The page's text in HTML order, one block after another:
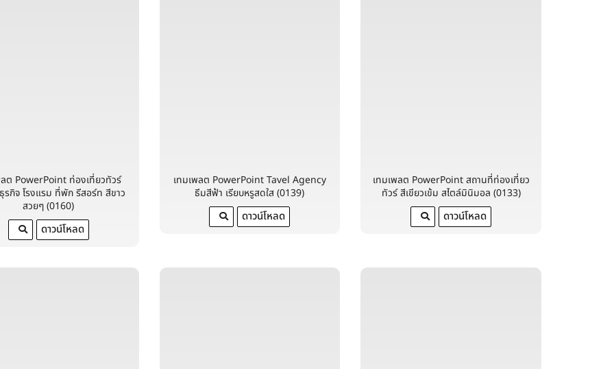
ลต PowerPoint ท่องเที่ยวทัวร์
รกิจ โรงแรม ที่พัก รีสอร์ท สีขาว
สวยๆ (0160)
ดาวน์โหลด
เทมเพลต PowerPoint Tavel Agency
ธีมสีฟ้า เรียบหรูสดใส (0139)
ดาวน์โหลด
เทมเพลต PowerPoint สถานที่ท่องเที่ยว
ทัวร์ สีเขียวเข้ม สไตล์มินิมอล (0133)
ดาวน์โหลด